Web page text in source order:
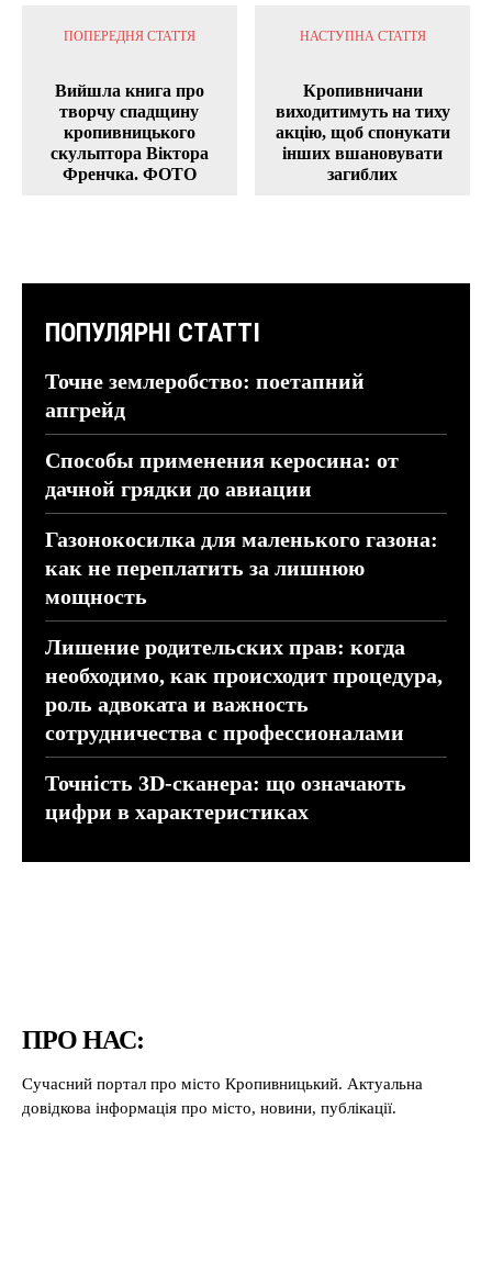
ПОПЕРЕДНЯ СТАТТЯ
Вийшла книга про
творчу спадщину
кропивницького
скульптора Віктора
Френчка. ФОТО
НАСТУПНА СТАТТЯ
Кропивничани
виходитимуть на тиху
акцію, щоб спонукати
інших вшановувати
загиблих
ПОПУЛЯРНІ СТАТТІ
Точне землеробство: поетапний
апгрейд
Способы применения керосина: от
дачной грядки до авиации
Газонокосилка для маленького газона:
как не переплатить за лишнюю
мощность
Лишение родительских прав: когда
необходимо, как происходит процедура,
роль адвоката и важность
сотрудничества с профессионалами
Точність 3D-сканера: що означають
цифри в характеристиках
ПРО НАС:
Сучасний портал про місто Кропивницький. Актуальна
довідкова інформація про місто, новини, публікації.